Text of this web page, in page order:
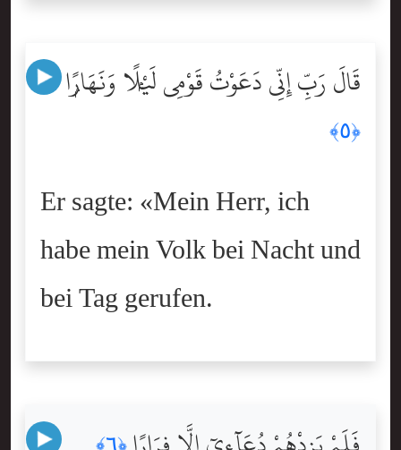
قَالَ رَبِّ إِنِّى دَعَوْتُ قَوْمِى لَيْلًۭا وَنَهَارًۭا
﴿٥﴾
Er sagte: «Mein Herr, ich
habe mein Volk bei Nacht und
bei Tag gerufen.
﴿٦﴾